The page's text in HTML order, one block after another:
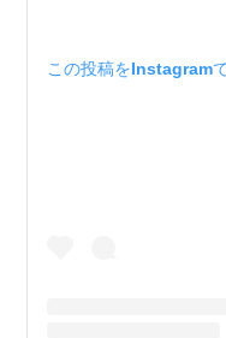
この投稿をInstagram